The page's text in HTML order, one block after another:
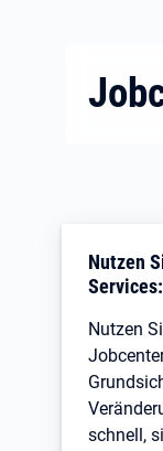
Nutzen
Services:
Nutzen
schnell,